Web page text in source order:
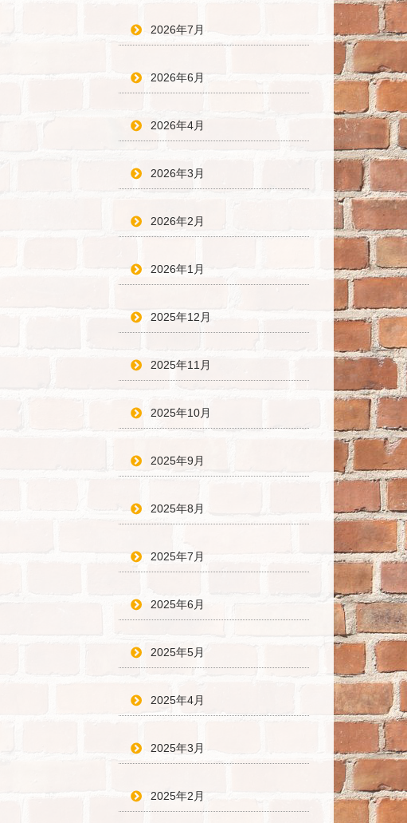
2026年7月
2026年6月
2026年4月
2026年3月
2026年2月
2026年1月
2025年12月
2025年11月
2025年10月
2025年9月
2025年8月
2025年7月
2025年6月
2025年5月
2025年4月
2025年3月
2025年2月